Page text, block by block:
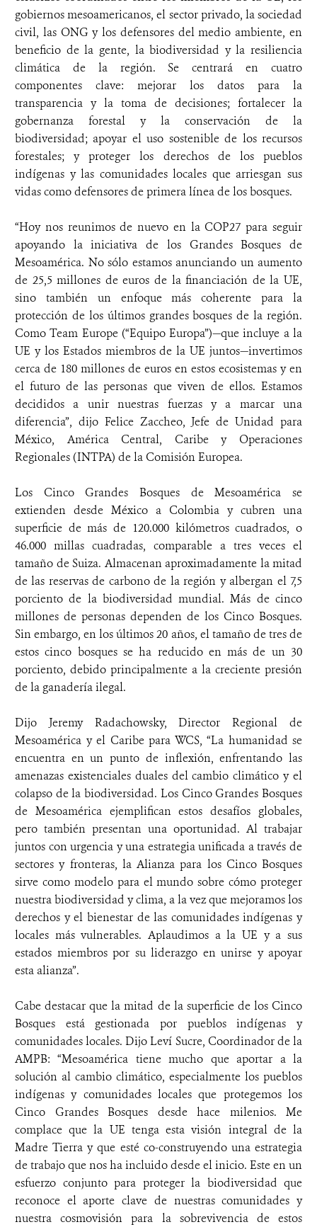
gobiernos mesoamericanos, el sector privado, la sociedad
civil, las ONG y los defensores del medio ambiente, en
beneficio de la gente, la biodiversidad y la resiliencia
climática de la región. Se centrará en cuatro
componentes clave: mejorar los datos para la
transparencia y la toma de decisiones; fortalecer la
gobernanza forestal y la conservación de la
biodiversidad; apoyar el uso sostenible de los recursos
forestales; y proteger los derechos de los pueblos
indígenas y las comunidades locales que arriesgan sus
vidas como defensores de primera línea de los bosques.
“Hoy nos reunimos de nuevo en la COP27 para seguir
apoyando la iniciativa de los Grandes Bosques de
Mesoamérica. No sólo estamos anunciando un aumento
de 25,5 millones de euros de la financiación de la UE,
sino también un enfoque más coherente para la
protección de los últimos grandes bosques de la región.
Como Team Europe (“Equipo Europa”)—que incluye a la
UE y los Estados miembros de la UE juntos—invertimos
cerca de 180 millones de euros en estos ecosistemas y en
el futuro de las personas que viven de ellos. Estamos
decididos a unir nuestras fuerzas y a marcar una
diferencia”, dijo Felice Zaccheo, Jefe de Unidad para
México, América Central, Caribe y Operaciones
Regionales (INTPA) de la Comisión Europea.
Los Cinco Grandes Bosques de Mesoamérica se
extienden desde México a Colombia y cubren una
superficie de más de 120.000 kilómetros cuadrados, o
46.000 millas cuadradas, comparable a tres veces el
tamaño de Suiza. Almacenan aproximadamente la mitad
de las reservas de carbono de la región y albergan el 7,5
porciento de la biodiversidad mundial. Más de cinco
millones de personas dependen de los Cinco Bosques.
Sin embargo, en los últimos 20 años, el tamaño de tres de
estos cinco bosques se ha reducido en más de un 30
porciento, debido principalmente a la creciente presión
de la ganadería ilegal.
Dijo Jeremy Radachowsky, Director Regional de
Mesoamérica y el Caribe para WCS, “La humanidad se
encuentra en un punto de inflexión, enfrentando las
amenazas existenciales duales del cambio climático y el
colapso de la biodiversidad. Los Cinco Grandes Bosques
de Mesoamérica ejemplifican estos desafíos globales,
pero también presentan una oportunidad. Al trabajar
juntos con urgencia y una estrategia unificada a través de
sectores y fronteras, la Alianza para los Cinco Bosques
sirve como modelo para el mundo sobre cómo proteger
nuestra biodiversidad y clima, a la vez que mejoramos los
derechos y el bienestar de las comunidades indígenas y
locales más vulnerables. Aplaudimos a la UE y a sus
estados miembros por su liderazgo en unirse y apoyar
esta alianza”.
Cabe destacar que la mitad de la superficie de los Cinco
Bosques está gestionada por pueblos indígenas y
comunidades locales. Dijo Leví Sucre, Coordinador de la
AMPB: “Mesoamérica tiene mucho que aportar a la
solución al cambio climático, especialmente los pueblos
indígenas y comunidades locales que protegemos los
Cinco Grandes Bosques desde hace milenios. Me
complace que la UE tenga esta visión integral de la
Madre Tierra y que esté co-construyendo una estrategia
de trabajo que nos ha incluido desde el inicio. Este en un
esfuerzo conjunto para proteger la biodiversidad que
reconoce el aporte clave de nuestras comunidades y
nuestra cosmovisión para la sobrevivencia de estos